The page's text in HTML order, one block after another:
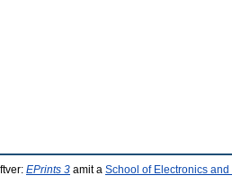
EPrints 3 amit a School of Electronics